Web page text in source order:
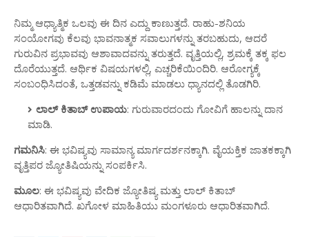
ನಿಮ್ಮ ಆಧ್ಯಾತ್ಮಿಕ ಒಲವು ಈ ದಿನ ಎದ್ದು ಕಾಣುತ್ತದೆ. ರಾಹು-ಶನಿಯ
ಸಂಯೋಗವು ಕೆಲವು ಭಾವನಾತ್ಮಕ ಸವಾಲುಗಳನ್ನು ತರಬಹುದು, ಆದರೆ
ಗುರುವಿನ ಪ್ರಭಾವವು ಆಶಾವಾದವನ್ನು ತರುತ್ತದೆ. ವೃತ್ತಿಯಲ್ಲಿ, ಶ್ರಮಕ್ಕೆ ತಕ್ಕ ಫಲ
ದೊರೆಯುತ್ತದೆ. ಆರ್ಥಿಕ ವಿಷಯಗಳಲ್ಲಿ, ಎಚ್ಚರಿಕೆಯಿಂದಿರಿ. ಆರೋಗ್ಯಕ್ಕೆ
ಸಂಬಂಧಿಸಿದಂತೆ, ಒತ್ತಡವನ್ನು ಕಡಿಮೆ ಮಾಡಲು ಧ್ಯಾನದಲ್ಲಿ ತೊಡಗಿರಿ.
ಲಾಲ್ ಕಿತಾಬ್ ಉಪಾಯ: ಗುರುವಾರದಂದು ಗೋವಿಗೆ ಹಾಲನ್ನು ದಾನ
ಮಾಡಿ.
ಗಮನಿಸಿ: ಈ ಭವಿಷ್ಯವು ಸಾಮಾನ್ಯ ಮಾರ್ಗದರ್ಶನಕ್ಕಾಗಿ. ವೈಯಕ್ತಿಕ ಜಾತಕಕ್ಕಾಗಿ
ವೃತ್ತಿಪರ ಜ್ಯೋತಿಷಿಯನ್ನು ಸಂಪರ್ಕಿಸಿ.
ಮೂಲ: ಈ ಭವಿಷ್ಯವು ವೇದಿಕ ಜ್ಯೋತಿಷ್ಯ ಮತ್ತು ಲಾಲ್ ಕಿತಾಬ್
ಆಧಾರಿತವಾಗಿದೆ. ಖಗೋಳ ಮಾಹಿತಿಯು ಮಂಗಳೂರು ಆಧಾರಿತವಾಗಿದೆ.